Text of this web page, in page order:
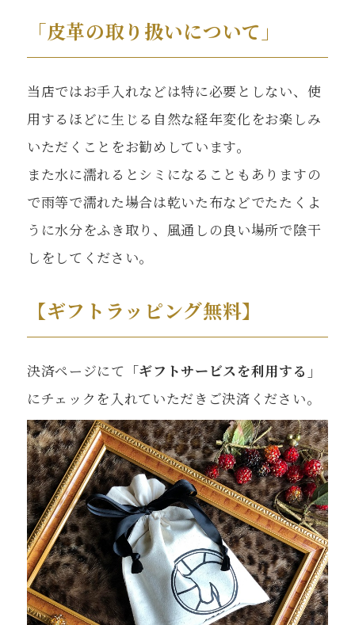
「皮革の取り扱いについて」
当店ではお手入れなどは特に必要としない、使
用するほどに生じる自然な経年変化をお楽しみ
いただくことをお勧めしています。
また水に濡れるとシミになることもありますの
で雨等で濡れた場合は乾いた布などでたたくよ
うに水分をふき取り、風通しの良い場所で陰干
しをしてください。
【ギフトラッピング無料】
決済ページにて 「ギフトサービスを利用する」
にチェックを入れていただきご決済ください。